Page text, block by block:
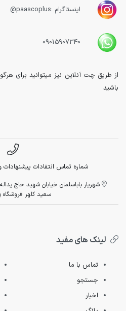
اینستاگرام :paascoplus@
09015907340
از طریق چت آنلاین نیز میتوانید برای
باشید
شماره تماس انتقادات پیشنهادات و شکایات
شهریار باباسلمان خیابان شهید حاج
سعید کلهر فروشگاه
لینک های مفید
تماس با ما
جستجو
اخبار